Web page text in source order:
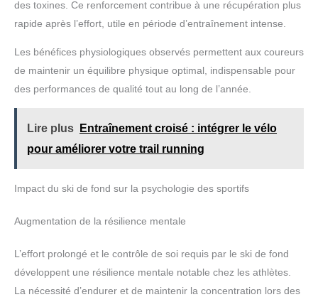
des toxines. Ce renforcement contribue à une récupération plus
rapide après l’effort, utile en période d’entraînement intense.
Les bénéfices physiologiques observés permettent aux coureurs
de maintenir un équilibre physique optimal, indispensable pour
des performances de qualité tout au long de l’année.
Lire plus
Entraînement croisé : intégrer le vélo
pour améliorer votre trail running
Impact du ski de fond sur la psychologie des sportifs
Augmentation de la résilience mentale
L’effort prolongé et le contrôle de soi requis par le ski de fond
développent une résilience mentale notable chez les athlètes.
La nécessité d’endurer et de maintenir la concentration lors des